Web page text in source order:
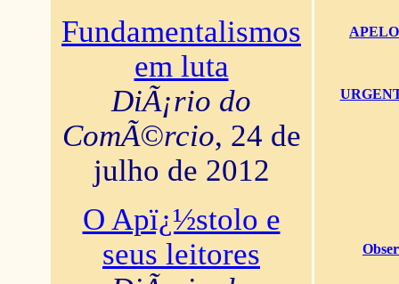
Fundamentalismos
em luta
DiÃ¡rio do
ComÃ©rcio, 24 de
julho de 2012
O Apï¿½stolo e
seus leitores